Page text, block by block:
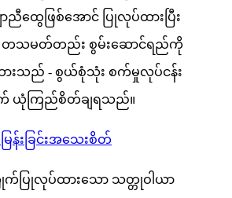
ထွေဖြစ်အောင် ပြုလုပ်ထားပြီး
တသမတ်တည်း စွမ်းဆောင်ရည်ကို
ားသည် - စွယ်စုံသုံး စက်မှုလုပ်ငန်း
ယုံကြည်စိတ်ချရသည်။
န်းခြင်းအသေးစိတ်